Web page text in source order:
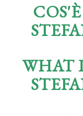
WHAT